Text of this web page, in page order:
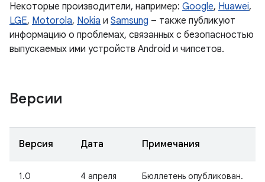
Некоторые производители, например: Google, Huawei,
LGE, Motorola, Nokia и Samsung – также публикуют
информацию о проблемах, связанных с безопасностью
выпускаемых ими устройств Android и чипсетов.
Версии
Версия Дата Примечания
1.0
4 апреля
Бюллетень опубликован.